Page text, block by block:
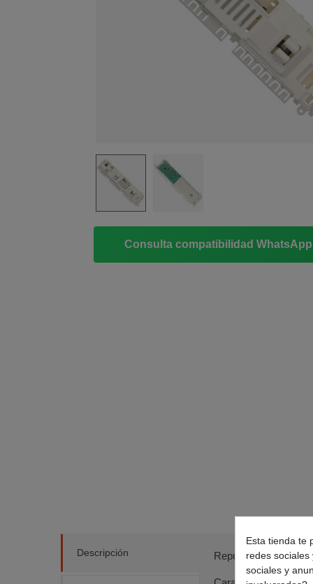
Consulta compatibilidad WhatsApp
Descripción Repuesto módulo
Esta tienda te
redes
sociales y